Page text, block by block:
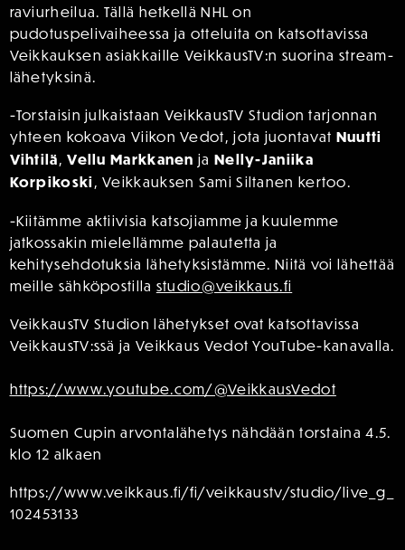
raviurheilua. Tällä hetkellä NHL on
pudotuspelivaiheessa ja otteluita on katsottavissa
Veikkauksen asiakkaille VeikkausTV:n suorina stream-
lähetyksinä.
-Torstaisin julkaistaan VeikkausTV Studion tarjonnan
yhteen kokoava Viikon Vedot, jota juontavat Nuutti
Vihtilä,Vellu Markkanen ja Nelly-Janiika
Korpikoski , Veikkauksen Sami Siltanen kertoo.
-Kiitämme aktiivisia katsojiamme ja kuulemme
jatkossakin mielellämme palautetta ja
kehitysehdotuksia lähetyksistämme. Niitä voi lähettää
meille sähköpostilla studio@veikkaus.fi
VeikkausTV Studion lähetykset ovat katsottavissa
VeikkausTV:ssä ja Veikkaus Vedot YouTube-kanavalla.
https://www.youtube.com/@VeikkausVedot
Suomen Cupin arvontalähetys nähdään torstaina 4.5.
klo 12 alkaen
https://www.veikkaus.fi/fi/veikkaustv/studio/live_g_
102453133